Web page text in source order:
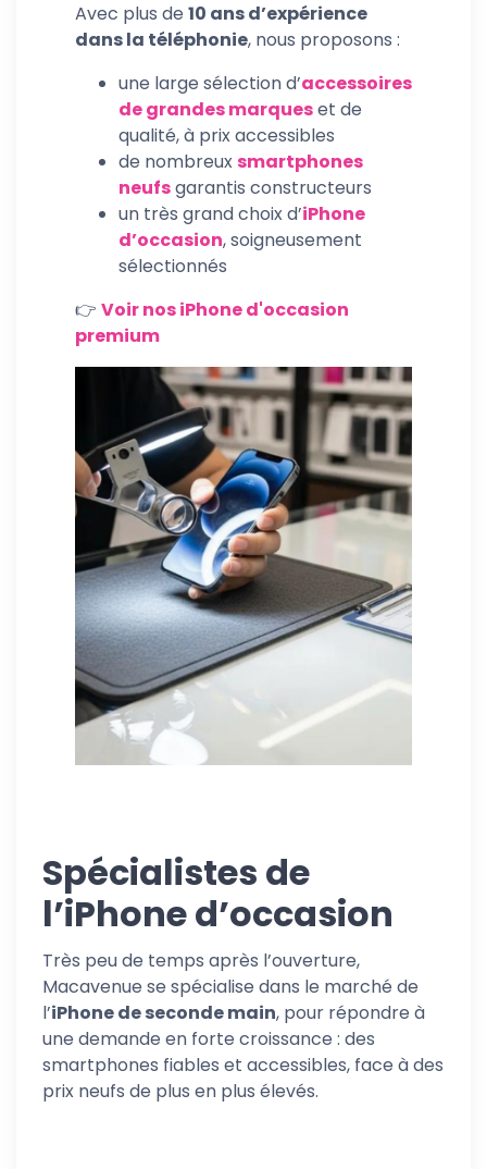
Avec plus de 10 ans d’expérience
dans la téléphonie, nous proposons :
une large sélection d’accessoires
de grandes marqueset de
qualité, à prix accessibles
de nombreux smartphones
neufsgarantis constructeurs
un très grand choix d’iPhone
d’occasion, soigneusement
sélectionnés
👉 Voir nos iPhone d'occasion
premium
Spécialistes de
l’iPhone d’occasion
Très peu de temps après l’ouverture,
Macavenue se spécialise dans le marché de
l’iPhone de seconde main, pour répondre à
une demande en forte croissance : des
smartphones fiables et accessibles, face à des
prix neufs de plus en plus élevés.